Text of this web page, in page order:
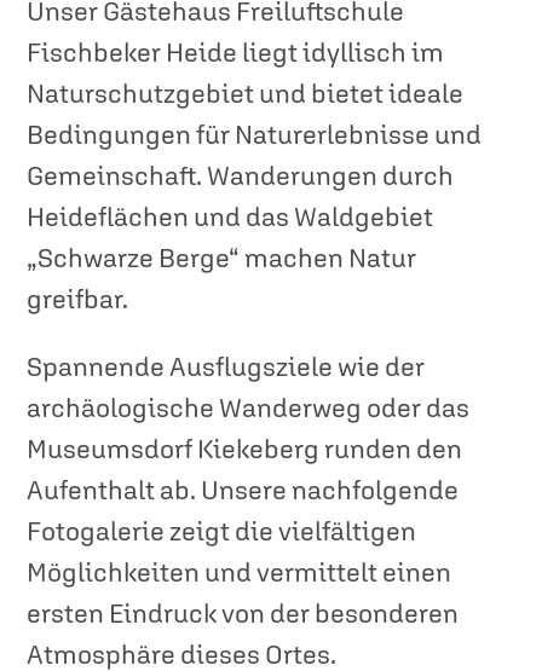
Unser Gästehaus Freiluftschule
Fischbeker Heide liegt idyllisch im
Naturschutzgebiet und bietet ideale
Bedingungen für Naturerlebnisse und
Gemeinschaft. Wanderungen durch
Heideflächen und das Waldgebiet
„Schwarze Berge“ machen Natur
greifbar.
Spannende Ausflugsziele wie der
archäologische Wanderweg oder das
Museumsdorf Kiekeberg runden den
Aufenthalt ab. Unsere nachfolgende
Fotogalerie zeigt die vielfältigen
Möglichkeiten und vermittelt einen
ersten Eindruck von der besonderen
Atmosphäre dieses Ortes.